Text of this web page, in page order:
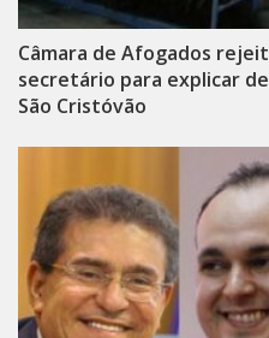
Câmara de Afogados
secretário para explicar
São Cristóvão